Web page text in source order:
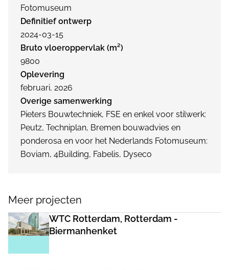
Fotomuseum
Definitief ontwerp
2024-03-15
Bruto vloeroppervlak (m²)
9800
Oplevering
februari, 2026
Overige samenwerking
Pieters Bouwtechniek, FSE en enkel voor stilwerk:
Peutz, Techniplan, Bremen bouwadvies en
ponderosa en voor het Nederlands Fotomuseum:
Boviam, 4Building, Fabelis, Dyseco
Meer projecten
WTC Rotterdam, Rotterdam -
Biermanhenket